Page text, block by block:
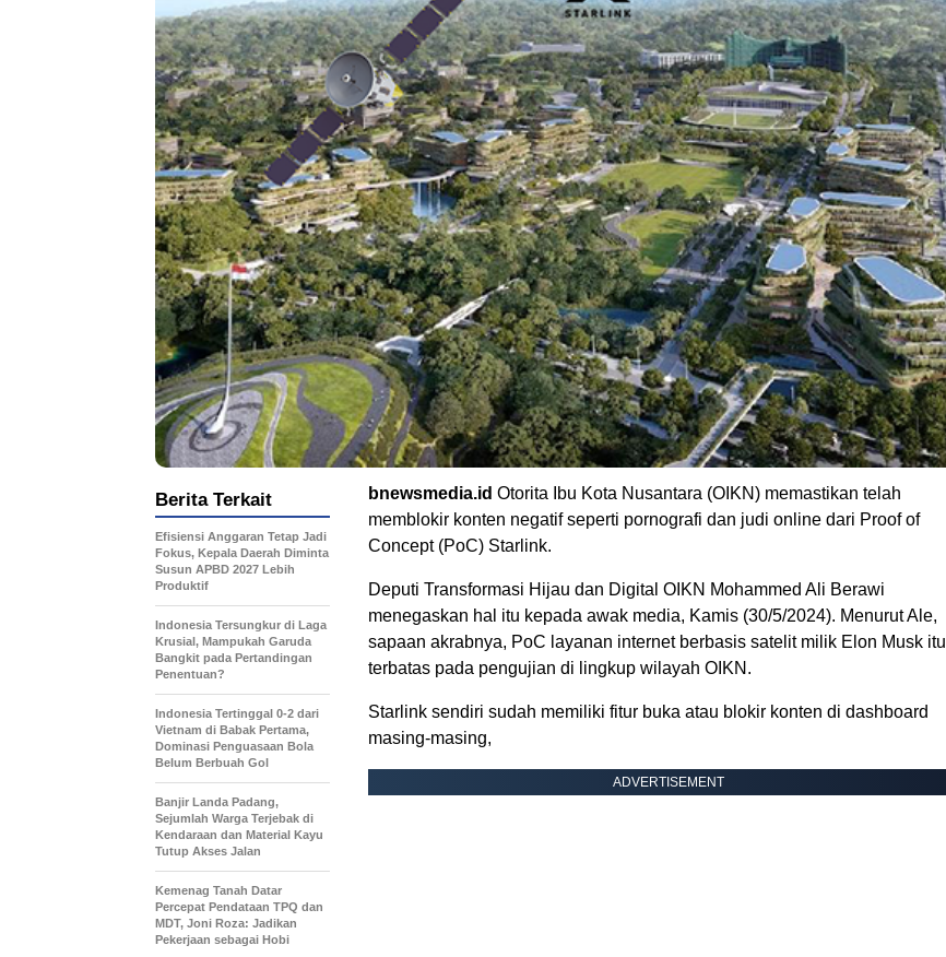
bnewsmedia.id Otorita Ibu Kota Nusantara (OIKN) memastikan telah
memblokir konten negatif seperti pornografi dan judi online dari Proof of
Concept (PoC) Starlink.
Deputi Transformasi Hijau dan Digital OIKN Mohammed Ali Berawi
menegaskan hal itu kepada awak media, Kamis (30/5/2024). Menurut Ale,
sapaan akrabnya, PoC layanan internet berbasis satelit milik Elon Musk itu
terbatas pada pengujian di lingkup wilayah OIKN.
Starlink sendiri sudah memiliki fitur buka atau blokir konten di dashboard
masing-masing,
ADVERTISEMENT
Berita Terkait
Efisiensi Anggaran Tetap Jadi
Fokus, Kepala Daerah Diminta
Susun APBD 2027 Lebih
Produktif
Indonesia Tersungkur di Laga
Krusial, Mampukah Garuda
Bangkit pada Pertandingan
Penentuan?
Indonesia Tertinggal 0-2 dari
Vietnam di Babak Pertama,
Dominasi Penguasaan Bola
Belum Berbuah Gol
Banjir Landa Padang,
Sejumlah Warga Terjebak di
Kendaraan dan Material Kayu
Tutup Akses Jalan
Kemenag Tanah Datar
Percepat Pendataan TPQ dan
MDT, Joni Roza: Jadikan
Pekerjaan sebagai Hobi